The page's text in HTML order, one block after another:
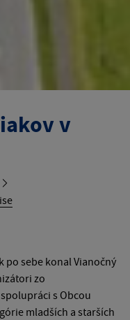
v
po sebe konal Vianočný
zo
s Obcou
mladších a starších